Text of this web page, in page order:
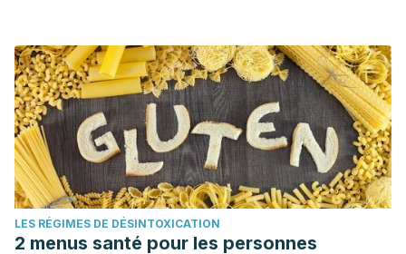
LES RÉGIMES DE DÉSINTOXICATION
2 menus santé pour les personnes